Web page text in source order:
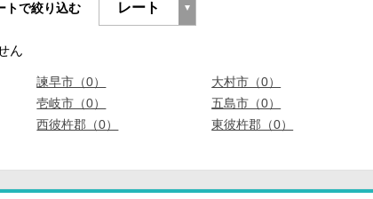
トで絞り込む
ん
諫早市（0）
大村市（0）
壱岐市（0）
五島市（0）
西彼杵郡（0）
東彼杵郡（0）